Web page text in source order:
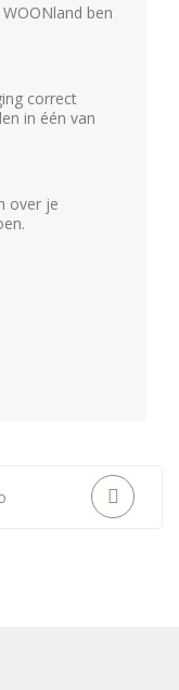
ben
correct
in één van
over je